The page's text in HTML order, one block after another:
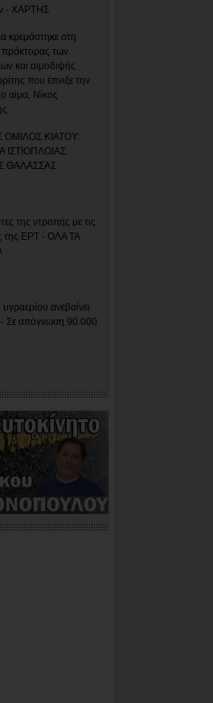
- ΧΑΡΤΗΣ
κρεμάστηκε στη
πράκτορας των
και αιμοδιψής
που έπνιξε την
αίμα, Νίκος
ΟΜΙΛΟΣ ΚΙΑΤΟΥ:
ΙΣΤΙΟΠΛΟΙΑΣ
ΘΑΛΑΣΣΑΣ
της ντροπής με τις
της ΕΡΤ - ΟΛΑ ΤΑ
ανεβαίνει
Σε απόγνωση 90.000